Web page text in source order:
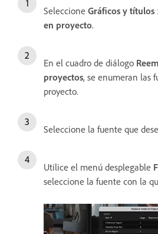
Seleccione Gráficos y títulos
en proyecto.
En el cuadro de diálogo
proyectos, se enumeran las
proyecto.
Seleccione la fuente que
Utilice el menú desplegable
seleccione la fuente con la